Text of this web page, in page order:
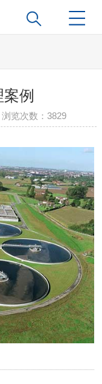
例
览次数：3829